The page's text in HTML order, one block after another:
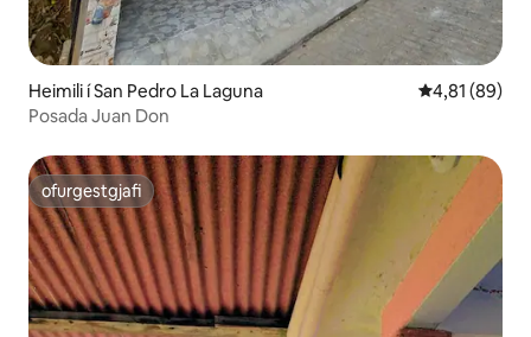
Heimili í San Pedro La Laguna 4,81 af 5 í
4,81 (89)
Posada Juan Don
ofurgestgjafi
ofurgestgjafi